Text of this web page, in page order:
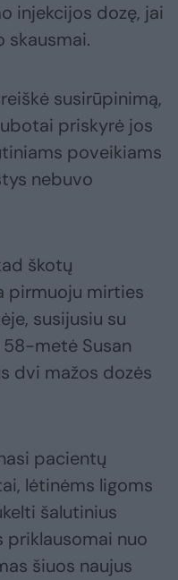
injekcijos dozę, jai
skausmai.
susirūpinimą,
priskyrė jos
poveikiams
nebuvo
škotų
pirmuoju mirties
susijusiu su
metė Susan
dvi mažos dozės
pacientų
lėtinėms ligoms
šalutinius
priklausomai nuo
šiuos naujus